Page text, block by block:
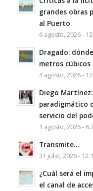
grandes obras
al Puerto
6 agosto, 2026 -
Dragado:
metros cúbicos
4 agosto, 2026 -
Diego
paradigmático
servicio del
1 agosto, 2026 -
Transmite…
31 julio, 2026 -
¿Cuál será el
el canal de